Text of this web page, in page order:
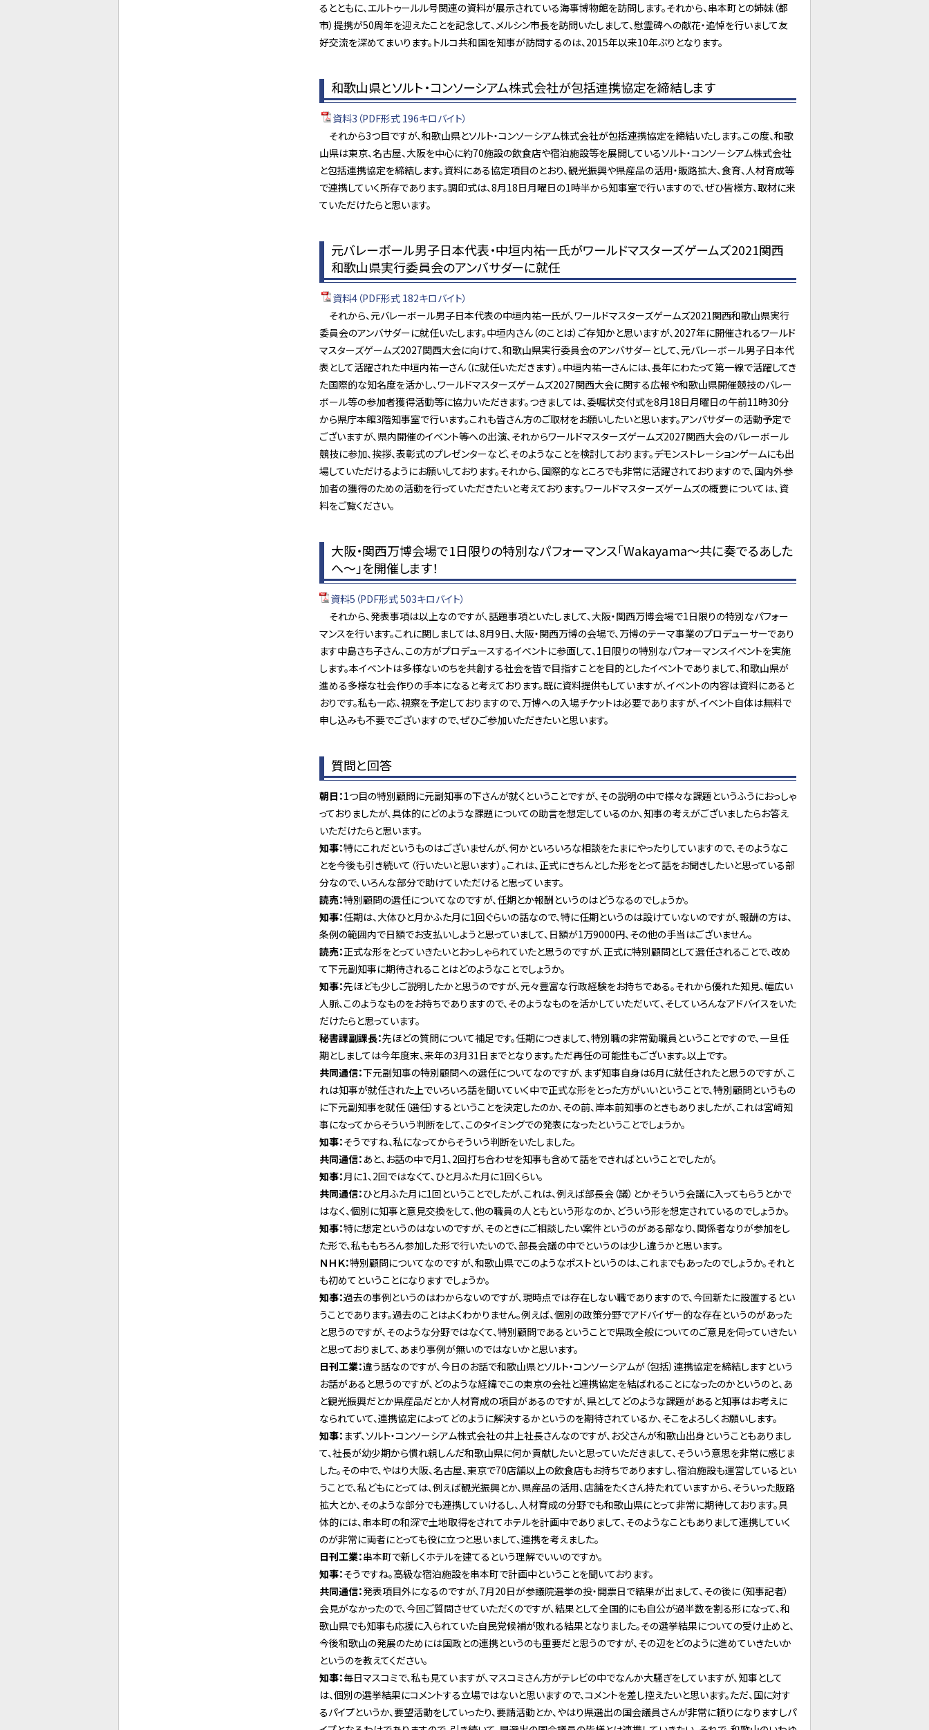
るとともに、エルトゥールル号関連の資料が展示されている海事博物館を訪問します。それから、串本町との姉妹（都
市）提携が50周年を迎えたことを記念して、メルシン市長を訪問いたしまして、慰霊碑への献花・追悼を行いまして友
好交流を深めてまいります。トルコ共和国を知事が訪問するのは、2015年以来10年ぶりとなります。
和歌山県とソルト・コンソーシアム株式会社が包括連携協定を締結します
資料3（PDF形式 196キロバイト）
それから3つ目ですが、和歌山県とソルト・コンソーシアム株式会社が包括連携協定を締結いたします。この度、和歌
山県は東京、名古屋、大阪を中心に約70施設の飲食店や宿泊施設等を展開しているソルト・コンソーシアム株式会社
と包括連携協定を締結します。資料にある協定項目のとおり、観光振興や県産品の活用・販路拡大、食育、人材育成等
で連携していく所存であります。調印式は、8月18日月曜日の1時半から知事室で行いますので、ぜひ皆様方、取材に来
ていただけたらと思います。
元バレーボール男子日本代表・中垣内祐一氏がワールドマスターズゲームズ2021関西
和歌山県実行委員会のアンバサダーに就任
資料4（PDF形式 182キロバイト）
それから、元バレーボール男子日本代表の中垣内祐一氏が、ワールドマスターズゲームズ2021関西和歌山県実行
委員会のアンバサダーに就任いたします。中垣内さん（のことは）ご存知かと思いますが、2027年に開催されるワールド
マスターズゲームズ2027関西大会に向けて、和歌山県実行委員会のアンバサダーとして、元バレーボール男子日本代
表として活躍された中垣内祐一さん（に就任いただきます）。中垣内祐一さんには、長年にわたって第一線で活躍してき
た国際的な知名度を活かし、ワールドマスターズゲームズ2027関西大会に関する広報や和歌山県開催競技のバレー
ボール等の参加者獲得活動等に協力いただきます。つきましては、委嘱状交付式を8月18日月曜日の午前11時30分
から県庁本館3階知事室で行います。これも皆さん方のご取材をお願いしたいと思います。アンバサダーの活動予定で
ございますが、県内開催のイベント等への出演、それからワールドマスターズゲームズ2027関西大会のバレーボール
競技に参加、挨拶、表彰式のプレゼンターなど、そのようなことを検討しております。デモンストレーションゲームにも出
場していただけるようにお願いしております。それから、国際的なところでも非常に活躍されておりますので、国内外参
加者の獲得のための活動を行っていただきたいと考えております。ワールドマスターズゲームズの概要については、資
料をご覧ください。
大阪・関西万博会場で1日限りの特別なパフォーマンス「Wakayama～共に奏でるあした
へ～」を開催します！
資料5（PDF形式 503キロバイト）
それから、発表事項は以上なのですが、話題事項といたしまして、大阪・関西万博会場で1日限りの特別なパフォー
マンスを行います。これに関しましては、8月9日、大阪・関西万博の会場で、万博のテーマ事業のプロデューサーであり
ます中島さち子さん、この方がプロデュースするイベントに参画して、1日限りの特別なパフォーマンスイベントを実施
します。本イベントは多様ないのちを共創する社会を皆で目指すことを目的としたイベントでありまして、和歌山県が
進める多様な社会作りの手本になると考えております。既に資料提供もしていますが、イベントの内容は資料にあると
おりです。私も一応、視察を予定しておりますので、万博への入場チケットは必要でありますが、イベント自体は無料で
申し込みも不要でございますので、ぜひご参加いただきたいと思います。
質問と回答
朝日：1つ目の特別顧問に元副知事の下さんが就くということですが、その説明の中で様々な課題というふうにおっしゃ
っておりましたが、具体的にどのような課題についての助言を想定しているのか、知事の考えがございましたらお答え
いただけたらと思います。
知事：特にこれだというものはございませんが、何かといろいろな相談をたまにやったりしていますので、そのようなこ
とを今後も引き続いて（行いたいと思います）。これは、正式にきちんとした形をとって話をお聞きしたいと思っている部
分なので、いろんな部分で助けていただけると思っています。
読売：特別顧問の選任についてなのですが、任期とか報酬というのはどうなるのでしょうか。
知事：任期は、大体ひと月かふた月に1回ぐらいの話なので、特に任期というのは設けていないのですが、報酬の方は、
条例の範囲内で日額でお支払いしようと思っていまして、日額が1万9000円、その他の手当はございません。
読売：正式な形をとっていきたいとおっしゃられていたと思うのですが、正式に特別顧問として選任されることで、改め
て下元副知事に期待されることはどのようなことでしょうか。
知事：先ほども少しご説明したかと思うのですが、元々豊富な行政経験をお持ちである。それから優れた知見、幅広い
人脈、このようなものをお持ちでありますので、そのようなものを活かしていただいて、そしていろんなアドバイスをいた
だけたらと思っています。
秘書課副課長：先ほどの質問について補足です。任期につきまして、特別職の非常勤職員ということですので、一旦任
期としましては今年度末、来年の3月31日までとなります。ただ再任の可能性もございます。以上です。
共同通信：下元副知事の特別顧問への選任についてなのですが、まず知事自身は6月に就任されたと思うのですが、こ
れは知事が就任された上でいろいろ話を聞いていく中で正式な形をとった方がいいということで、特別顧問というもの
に下元副知事を就任（選任）するということを決定したのか、その前、岸本前知事のときもありましたが、これは宮﨑知
事になってからそういう判断をして、このタイミングでの発表になったということでしょうか。
知事：そうですね、私になってからそういう判断をいたしました。
共同通信： あと、お話の中で月1、2回打ち合わせを知事も含めて話をできればということでしたが。
知事：月に1、2回ではなくて、ひと月ふた月に1回くらい。
共同通信：ひと月ふた月に1回ということでしたが、これは、例えば部長会（議）とかそういう会議に入ってもらうとかで
はなく、個別に知事と意見交換をして、他の職員の人ともという形なのか、どういう形を想定されているのでしょうか。
知事：特に想定というのはないのですが、そのときにご相談したい案件というのがある部なり、関係者なりが参加をし
た形で、私ももちろん参加した形で行いたいので、部長会議の中でというのは少し違うかと思います。
ＮＨＫ：特別顧問についてなのですが、和歌山県でこのようなポストというのは、これまでもあったのでしょうか。それと
も初めてということになりますでしょうか。
知事：過去の事例というのはわからないのですが、現時点では存在しない職でありますので、今回新たに設置するとい
うことであります。過去のことはよくわかりません。例えば、個別の政策分野でアドバイザー的な存在というのがあった
と思うのですが、そのような分野ではなくて、特別顧問であるということで県政全般についてのご意見を伺っていきたい
と思っておりまして、あまり事例が無いのではないかと思います。
日刊工業：違う話なのですが、今日のお話で和歌山県とソルト・コンソーシアムが（包括）連携協定を締結しますという
お話があると思うのですが、どのような経緯でこの東京の会社と連携協定を結ばれることになったのかというのと、あ
と観光振興だとか県産品だとか人材育成の項目があるのですが、県としてどのような課題があると知事はお考えに
なられていて、連携協定によってどのように解決するかというのを期待されているか、そこをよろしくお願いします。
知事： まず、ソルト・コンソーシアム株式会社の井上社長さんなのですが、お父さんが和歌山出身ということもありまし
て、社長が幼少期から慣れ親しんだ和歌山県に何か貢献したいと思っていただきまして、そういう意思を非常に感じま
した。その中で、やはり大阪、名古屋、東京で70店舗以上の飲食店もお持ちでありますし、宿泊施設も運営しているとい
うことで、私どもにとっては、例えば観光振興とか、県産品の活用、店舗をたくさん持たれていますから、そういった販路
拡大とか、そのような部分でも連携していけるし、人材育成の分野でも和歌山県にとって非常に期待しております。具
体的には、串本町の和深で土地取得をされてホテルを計画中でありまして、そのようなこともありまして連携していく
のが非常に両者にとっても役に立つと思いまして、連携を考えました。
日刊工業：串本町で新しくホテルを建てるという理解でいいのですか。
知事：そうですね。高級な宿泊施設を串本町で計画中ということを聞いております。
共同通信：発表項目外になるのですが、7月20日が参議院選挙の投・開票日で結果が出まして、その後に（知事記者）
会見がなかったので、今回ご質問させていただくのですが、結果として全国的にも自公が過半数を割る形になって、和
歌山県でも知事も応援に入られていた自民党候補が敗れる結果となりました。その選挙結果についての受け止めと、
今後和歌山の発展のためには国政との連携というのも重要だと思うのですが、その辺をどのように進めていきたいか
というのを教えてください。
知事：毎日マスコミで、私も見ていますが、マスコミさん方がテレビの中でなんか大騒ぎをしていますが、知事として
は、個別の選挙結果にコメントする立場ではないと思いますので、コメントを差し控えたいと思います。ただ、国に対す
るパイプというか、要望活動をしていったり、要請活動とか、やはり県選出の国会議員さんが非常に頼りになりますしパ